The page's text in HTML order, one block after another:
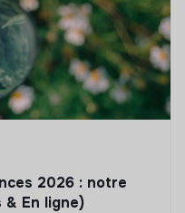
2026 : notre
En ligne)